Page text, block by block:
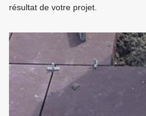
résultat de votre projet.